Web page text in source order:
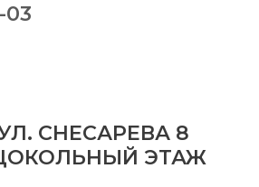
03
СНЕСАРЕВА 8
ЭТАЖ